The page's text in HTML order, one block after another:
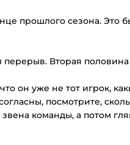
прошлого сезона. Это
Вторая
он уже не тот игрок,
посмотрите,
команды, а потом